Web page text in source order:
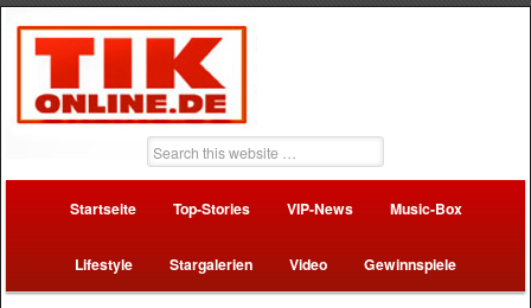
Startseite Top-Stories VIP-News Music-Box
Lifestyle Stargalerien Video Gewinnspiele